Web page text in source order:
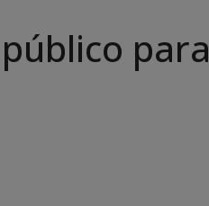
para